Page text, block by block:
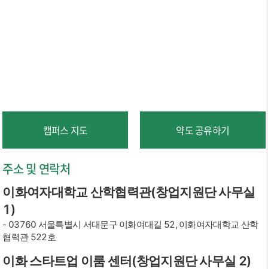
캠퍼스 지도 약도 공유하기
주소 및 연락처
이화여자대학교 산학협력관(창업지원단 사무실
1)
- 03760 서울특별시 서대문구 이화여대길 52, 이화여자대학교 산학
협력관 522호
이화 스타트업 이룸 센터(창업지원단 사무실 2)